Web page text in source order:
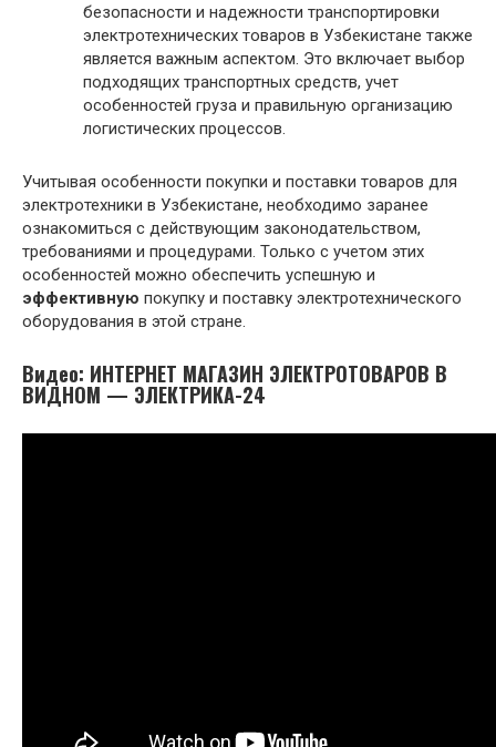
безопасности и надежности транспортировки
электротехнических товаров в Узбекистане также
является важным аспектом. Это включает выбор
подходящих транспортных средств, учет
особенностей груза и правильную организацию
логистических процессов.
Учитывая особенности покупки и поставки товаров для
электротехники в Узбекистане, необходимо заранее
ознакомиться с действующим законодательством,
требованиями и процедурами. Только с учетом этих
особенностей можно обеспечить успешную и
эффективную покупку и поставку электротехнического
оборудования в этой стране.
Видео: ИНТЕРНЕТ МАГАЗИН ЭЛЕКТРОТОВАРОВ В
ВИДНОМ — ЭЛЕКТРИКА-24